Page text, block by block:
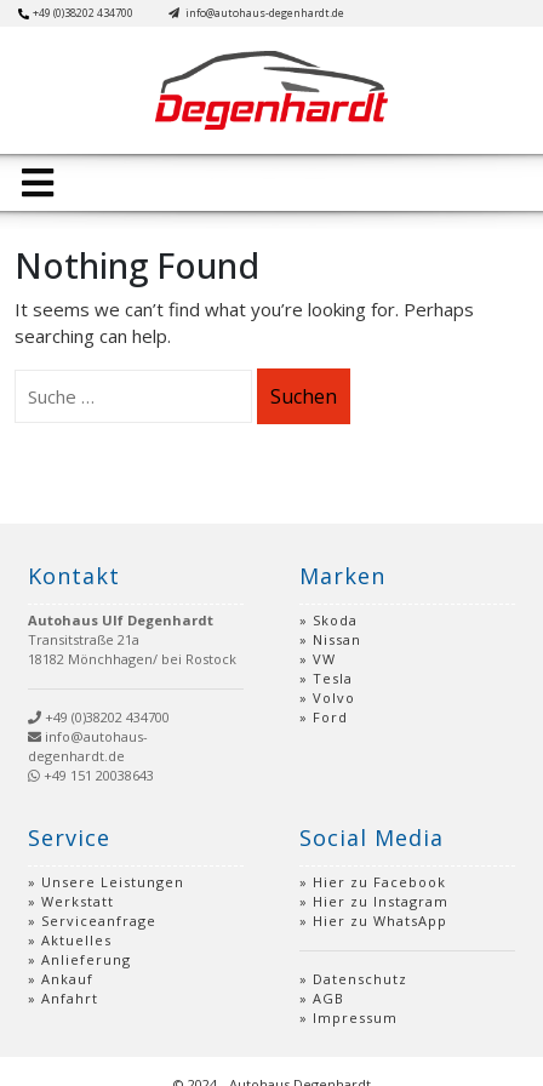
Skip+49 (0)38202 434700 info@autohaus-degenhardt.de
Open
Nothing Found
It seems we can’t find what you’re looking for. Perhaps
searching can help.
Suchen
Kontakt
Autohaus Ulf Degenhardt
Transitstraße 21a
18182 Mönchhagen/ bei Rostock
+49 (0)38202 434700
info@autohaus-
degenhardt.de
+49 151 20038643
Marken
Skoda
Nissan
VW
Tesla
Volvo
Ford
Service
Unsere Leistungen
Werkstatt
Serviceanfrage
Aktuelles
Anlieferung
Ankauf
Anfahrt
Social Media
Hier zu Facebook
Hier zu Instagram
Hier zu WhatsApp
Datenschutz
AGB
Impressum